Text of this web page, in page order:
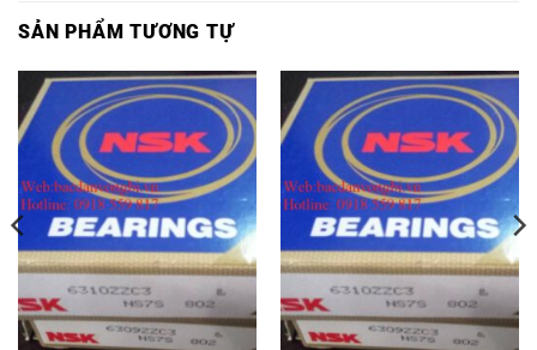
SẢN PHẨM TƯƠNG TỰ